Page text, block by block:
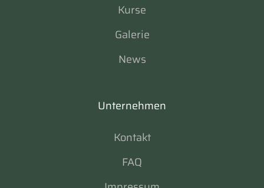
Kurse
Galerie
News
Unternehmen
Kontakt
FAQ